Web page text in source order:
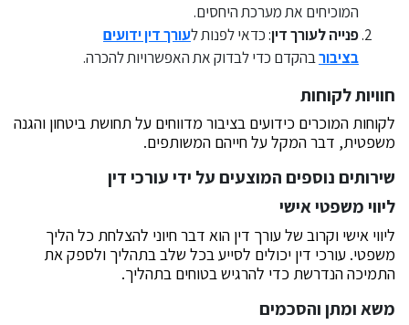
המוכיחים את מערכת היחסים.
פנייה לעורך דין: כדאי לפנות לעורך דין ידועים
בציבור בהקדם כדי לבדוק את האפשרויות להכרה.
חוויות לקוחות
לקוחות המוכרים כידועים בציבור מדווחים על תחושת ביטחון והגנה
משפטית, דבר המקל על חייהם המשותפים.
שירותים נוספים המוצעים על ידי עורכי דין
ליווי משפטי אישי
ליווי אישי וקרוב של עורך דין הוא דבר חיוני להצלחת כל הליך
משפטי. עורכי דין יכולים לסייע בכל שלב בתהליך ולספק את
התמיכה הנדרשת כדי להרגיש בטוחים בתהליך.
משא ומתן והסכמים